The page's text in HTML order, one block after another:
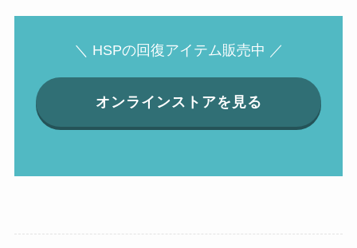
＼ HSPの回復アイテム販売中 ／
オンラインストアを見る